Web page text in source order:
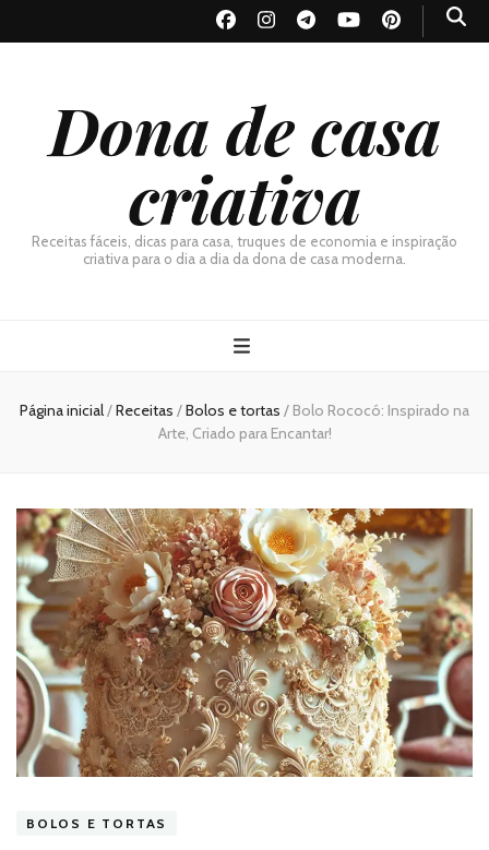
Dona de casa
criativa
Receitas fáceis, dicas para casa, truques de economia e inspiração
criativa para o dia a dia da dona de casa moderna.
Página inicial/Receitas /Bolos e tortas / Bolo Rococó: Inspirado na
Arte, Criado para Encantar!
BOLOS E TORTAS